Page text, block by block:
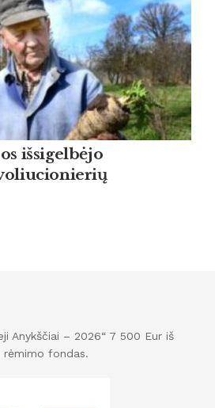
išsigelbėjo
Anykščiai – 2026“ 7 500 Eur iš
rėmimo fondas.